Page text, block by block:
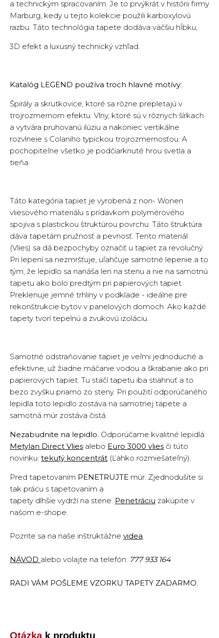
a technickým spracovaním. Je to prvýkrát v histórii firmy
Marburg, kedy u tejto kolekcie použili karboxylovú
razbu. Táto technológia tapete dodáva väčšiu hĺbku,
3D efekt a luxusný technický vzhľad.
Katalóg LEGEND používa troch hlavné motívy:
Špirály a skrutkovice, ktoré sa rôzne prepletajú v
trojrozmernom efektu. Vlny, ktoré sú v rôznych šírkach
a vytvára pruhovanú ilúziu a nakoniec vertikálne
rozvlneie s Colaniho typickou trojrozmernosťou. A
pochopiteľne všetko je podčiarknuté hrou svetla a
tieňa.
Táto kategória tapiet je vyrobená z non- Wonen
vliesového materiálu s prídavkom polymérového
spojiva s plastickou štruktúrou povrchu. Táto štruktúra
dáva tapetám pružnosť a pevnosť. Tento materiál
(Vlies) sa dá bezpochyby označiť u tapiet za revolučný.
Pri lepení sa nezmršťuje, uľahčuje samotné lepenie a to
tým, že lepidlo sa nanáša len na stenu a nie na samotnú
tapetu ako bolo predtým pri papierových tapiet.
Preklenuje jemné trhliny v podklade - ideálne pre
rekonštrukcie bytov v panelových domoch. Ako každé
tapety tvorí tepelnú a zvukovú izoláciu.
Samotné odstraňovanie tapiet je veľmi jednoduché a
efektívne, už žiadne máčanie vodou a škrabanie ako pri
papierových tapiet. Tu stačí tapetu iba stiahnuť a to
bezo zvyšku priamo zo steny. Pri použití odporúčaného
lepidla toto lepidlo zostáva na samotnej tapete a
samotná múr zostáva čistá.
Nezabudnite na lepidlo. Odporúčame kvalitné lepidlá:
Metylan Direct Vlies alebo Euro 3000 vlies či túto
novinku: tekutý koncentrát (Ľahko rozmiešateľný).
Pred tapetovaním PENETRUJTE múr. Zjednodušíte si
tak prácu s tapetovaním a
tapety dlhšie vydrží na stene. Penetráciu zakúpite v
našom e-shope.
Pozrite sa na naše inštruktážne videa.
NÁVOD alebo volajte na telefón: 777 933 164
RADI VÁM POŠLEME VZORKU TAPETY ZADARMO.
Otázka k produktu